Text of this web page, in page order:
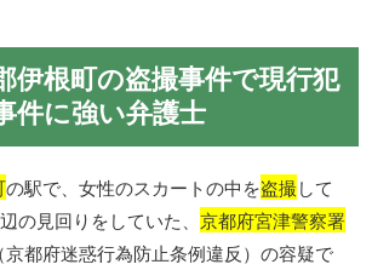
伊根町の盗撮事件で現行犯
に強い弁護士
の駅で、女性のスカートの中を盗撮して
の見回りをしていた、京都府宮津警察署
（京都府迷惑行為防止条例違反）の容疑で